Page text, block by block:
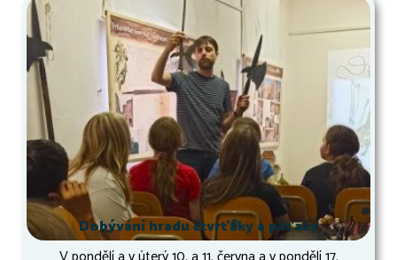
Dobývání hradu čtvrťáky a páťáky